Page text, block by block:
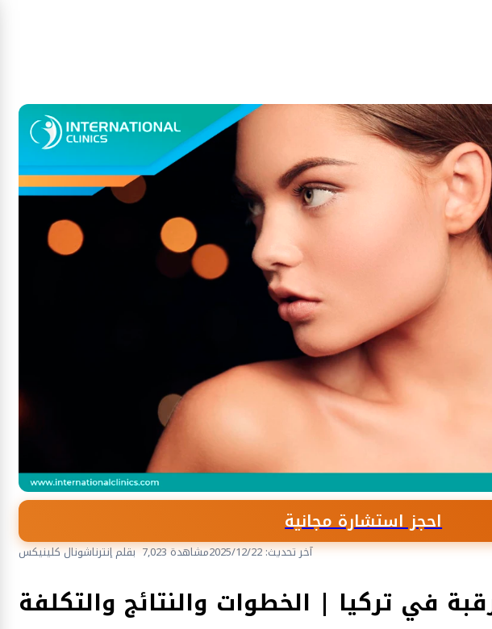
احجز استشارة مجانية
بقلم إنترناشونال كلينيكس 7,023 مشاهدة آخر تحديث: 2025/12/22
في تركيا | الخطوات والنتائج والتكلفة